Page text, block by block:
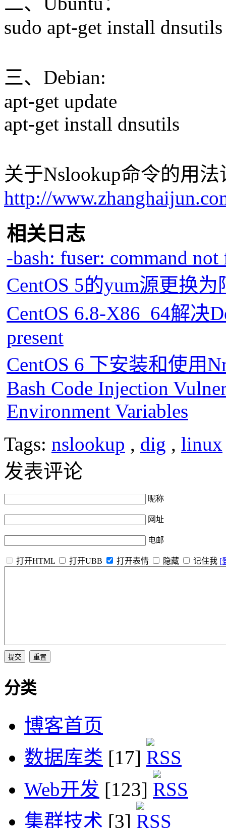
sudo apt-get install dnsutils
三、Debian:
apt-get update
apt-get install dnsutils
关于Nslookup命令的用
http://
相关日志
-bash: fuser: command not
CentOS 5的yum源更换
CentOS 6.8-X86_64解决
present
CentOS 6 下安装和使用
Bash Code Injection
Environment Variables
Tags: nslookup , dig , linux
发表评论
昵称
网址
电邮
打开HTML 打开UBB 打开表情 隐藏 记住我 [
分类
博客首页
数据库类 [17]
Web开发 [123]
集群技术 [3]